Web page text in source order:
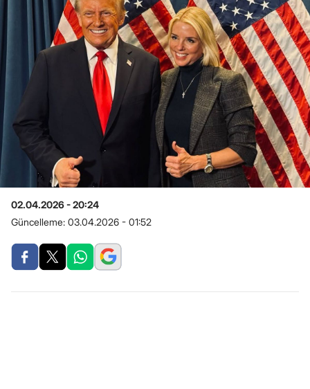
02.04.2026 - 20:24
Güncelleme: 03.04.2026 - 01:52